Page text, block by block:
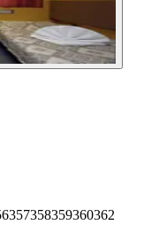
357358359360362